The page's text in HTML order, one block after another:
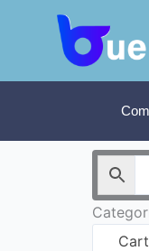
contenido